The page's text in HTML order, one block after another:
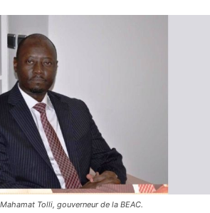
Tolli, gouverneur de la BEAC.